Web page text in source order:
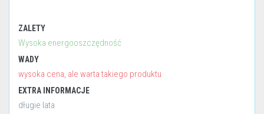
ZALETY
Wysoka energooszczędność
WADY
wysoka cena, ale warta takiego produktu
EXTRA INFORMACJE
długie lata